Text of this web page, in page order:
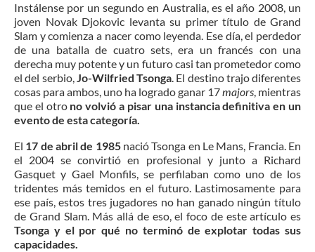
Instálense por un segundo en Australia, es el año 2008, un
joven Novak Djokovic levanta su primer título de Grand
Slam y comienza a nacer como leyenda. Ese día, el perdedor
de una batalla de cuatro sets, era un francés con una
derecha muy potente y un futuro casi tan prometedor como
el del serbio,Jo-Wilfried Tsonga. El destino trajo diferentes
cosas para ambos, uno ha logrado ganar 17majors, mientras
que el otro no volvió a pisar una instancia definitiva en un
evento de esta categoría.
El 17 de abril de 1985nació Tsonga en Le Mans, Francia. En
el 2004 se convirtió en profesional y junto a Richard
Gasquet y Gael Monfils, se perfilaban como uno de los
tridentes más temidos en el futuro. Lastimosamente para
ese país, estos tres jugadores no han ganado ningún título
de Grand Slam. Más allá de eso, el foco de este artículo es
Tsonga y el por qué no terminó de explotar todas sus
capacidades.